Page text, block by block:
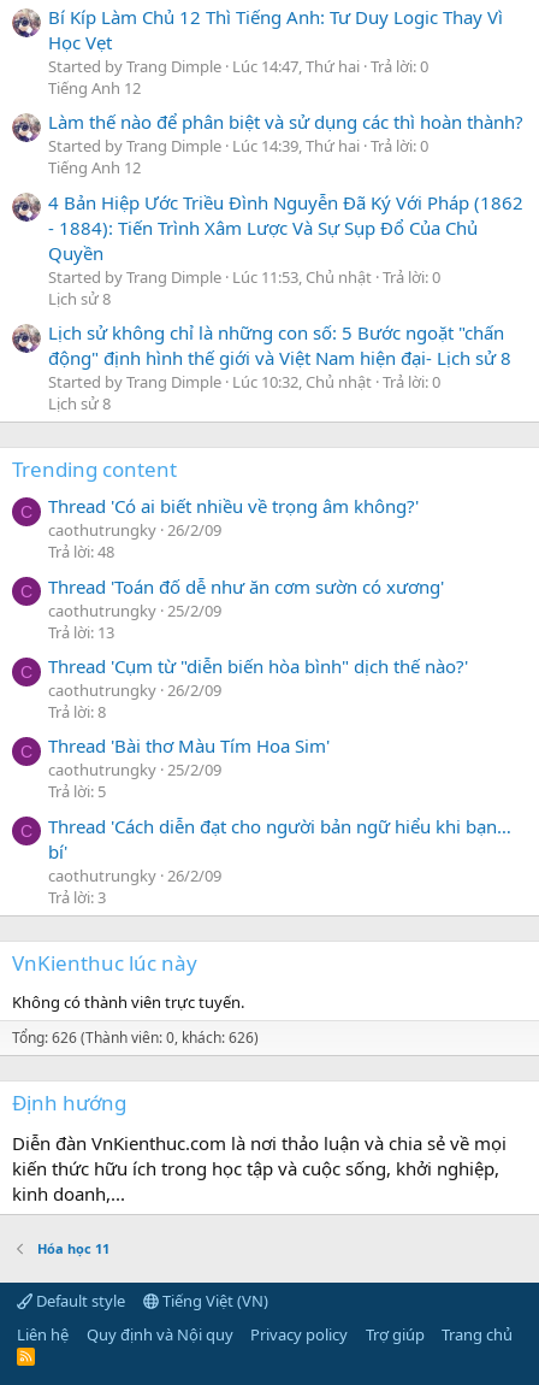
Bí Kíp Làm Chủ 12 Thì Tiếng Anh: Tư Duy Logic Thay Vì
Học Vẹt
Started by Trang Dimple Lúc 14:47, Thứ hai Trả lời: 0
Tiếng Anh 12
Làm thế nào để phân biệt và sử dụng các thì hoàn thành?
Started by Trang Dimple Lúc 14:39, Thứ hai Trả lời: 0
Tiếng Anh 12
4 Bản Hiệp Ước Triều Đình Nguyễn Đã Ký Với Pháp (1862
- 1884): Tiến Trình Xâm Lược Và Sự Sụp Đổ Của Chủ
Quyền
Started by Trang Dimple Lúc 11:53, Chủ nhật Trả lời: 0
Lịch sử 8
Lịch sử không chỉ là những con số: 5 Bước ngoặt "chấn
động" định hình thế giới và Việt Nam hiện đại- Lịch sử 8
Started by Trang Dimple Lúc 10:32, Chủ nhật Trả lời: 0
Lịch sử 8
Trending content
C Thread 'Có ai biết nhiều về trọng âm không?'
caothutrungky 26/2/09
Trả lời: 48
C Thread 'Toán đố dễ như ăn cơm sườn có xương'
caothutrungky 25/2/09
Trả lời: 13
C Thread 'Cụm từ "diễn biến hòa bình" dịch thế nào?'
caothutrungky 26/2/09
Trả lời: 8
C Thread 'Bài thơ Màu Tím Hoa Sim'
caothutrungky 25/2/09
Trả lời: 5
C
Thread 'Cách diễn đạt cho người bản ngữ hiểu khi bạn…
bí'
caothutrungky 26/2/09
Trả lời: 3
VnKienthuc lúc này
Không có thành viên trực tuyến.
Tổng: 626 (Thành viên: 0, khách: 626)
Định hướng
Diễn đàn VnKienthuc.com là nơi thảo luận và chia sẻ về mọi
kiến thức hữu ích trong học tập và cuộc sống, khởi nghiệp,
kinh doanh,...
Hóa học 11
Default style
Tiếng Việt (VN)
Liên hệ
Quy định và Nội quy Privacy policy Trợ giúp Trang chủ
R